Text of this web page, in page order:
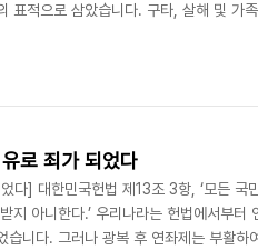
표적으로 삼았습니다. 구타, 살해 및 가
고 언론을 통제했습니다. 간첩으로 지목
인과 연좌제로 고통받아왔습니다. 살아
로 죄가 되었다
다] 대한민국헌법 제13조 3항, ‘모든 국
지 아니한다.’ 우리나라는 헌법에서부
습니다. 그러나 광복 후 연좌제는 부활하